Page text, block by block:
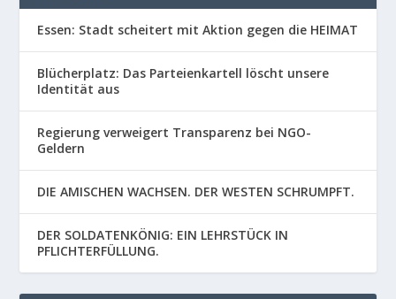
Essen: Stadt scheitert mit Aktion gegen die HEIMAT
Blücherplatz: Das Parteienkartell löscht unsere
Identität aus
Regierung verweigert Transparenz bei NGO-
Geldern
DIE AMISCHEN WACHSEN. DER WESTEN SCHRUMPFT.
DER SOLDATENKÖNIG: EIN LEHRSTÜCK IN
PFLICHTERFÜLLUNG.